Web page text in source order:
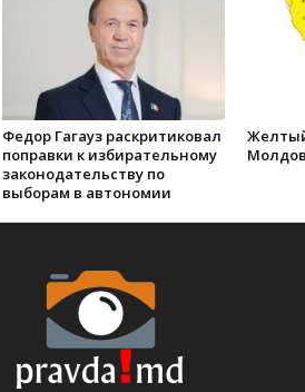
Федор Гагауз раскритиковал
поправки к избирательному
законодательству по
выборам в автономии